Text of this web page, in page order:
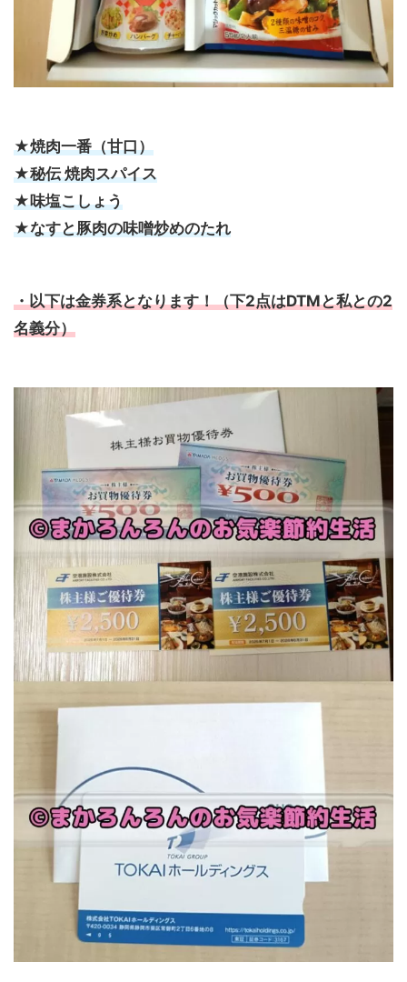
★焼肉一番（甘口）
★秘伝 焼肉スパイス
★味塩こしょう
★なすと豚肉の味噌炒めのたれ
・以下は金券系となります！（下2点はDTMと私との2
名義分）